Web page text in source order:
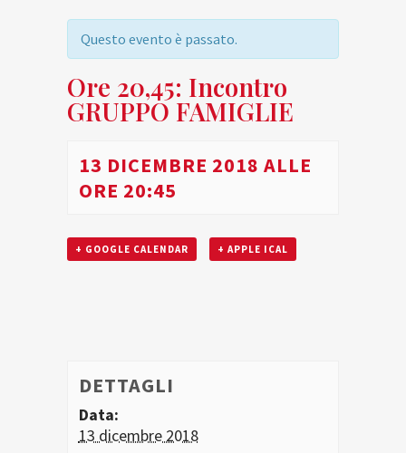
Questo evento è passato.
Ore 20,45: Incontro
GRUPPO FAMIGLIE
13 DICEMBRE 2018 ALLE
ORE 20:45
+ GOOGLE CALENDAR + APPLE ICAL
DETTAGLI
Data:
13 dicembre 2018